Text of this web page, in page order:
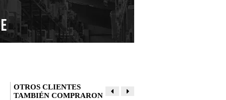
OTROS CLIENTES
TAMBIÉN COMPRARON